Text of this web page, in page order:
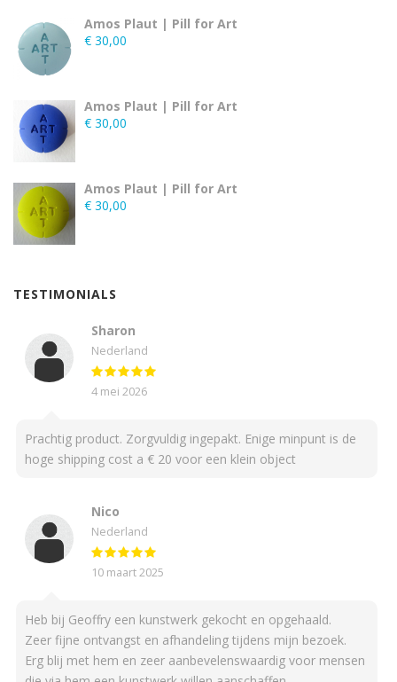
Amos Plaut | Pill for Art
€ 30,00
Amos Plaut | Pill for Art
€ 30,00
Amos Plaut | Pill for Art
€ 30,00
TESTIMONIALS
Sharon
Nederland
4 mei 2026
Prachtig product. Zorgvuldig ingepakt. Enige minpunt is de
hoge shipping cost a € 20 voor een klein object
Nico
Nederland
10 maart 2025
Heb bij Geoffry een kunstwerk gekocht en opgehaald.
Zeer fijne ontvangst en afhandeling tijdens mijn bezoek.
Erg blij met hem en zeer aanbevelenswaardig voor mensen